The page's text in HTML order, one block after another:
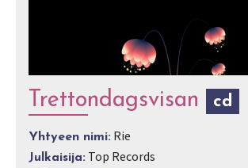
Trettondagsvisan cd
Yhtyeen nimi: Rie
Julkaisija: Top Records